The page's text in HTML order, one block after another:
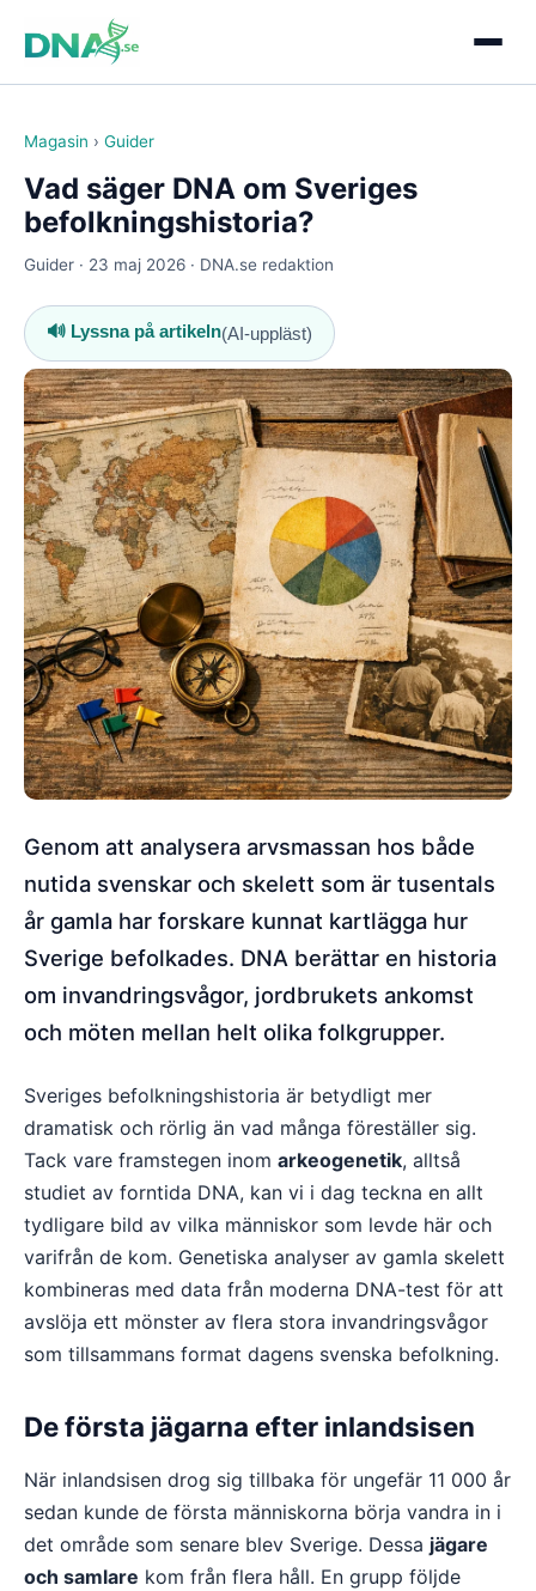
Magasin › Guider
Vad säger DNA om Sveriges
befolkningshistoria?
Guider · 23 maj 2026 · DNA.se redaktion
🔊 Lyssna på artikeln(AI-uppläst)
Genom att analysera arvsmassan hos både
nutida svenskar och skelett som är tusentals
år gamla har forskare kunnat kartlägga hur
Sverige befolkades. DNA berättar en historia
om invandringsvågor, jordbrukets ankomst
och möten mellan helt olika folkgrupper.
Sveriges befolkningshistoria är betydligt mer
dramatisk och rörlig än vad många föreställer sig.
Tack vare framstegen inom arkeogenetik, alltså
studiet av forntida DNA, kan vi i dag teckna en allt
tydligare bild av vilka människor som levde här och
varifrån de kom. Genetiska analyser av gamla skelett
kombineras med data från moderna DNA-test för att
avslöja ett mönster av flera stora invandringsvågor
som tillsammans format dagens svenska befolkning.
De första jägarna efter inlandsisen
När inlandsisen drog sig tillbaka för ungefär 11 000 år
sedan kunde de första människorna börja vandra in i
det område som senare blev Sverige. Dessa jägare
och samlare kom från flera håll. En grupp följde